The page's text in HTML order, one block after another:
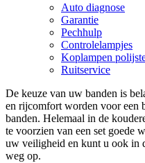
Auto diagnose
Garantie
Pechhulp
Controlelampjes
Koplampen
Ruitservice
De keuze van uw banden is
en rijcomfort worden voor een
banden. Helemaal in de
te voorzien van een set goede
uw veiligheid en kunt u ook in
weg op.